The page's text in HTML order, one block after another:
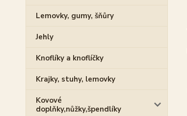
Lemovky, gumy, šňůry
Jehly
Knoflíky a knoflíčky
Krajky, stuhy, lemovky
Kovové
doplňky,nůžky,špendlíky